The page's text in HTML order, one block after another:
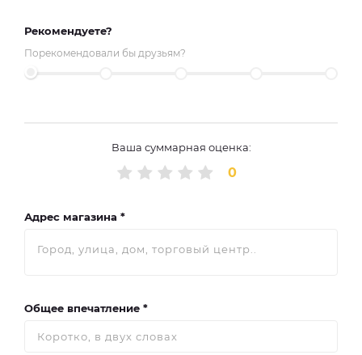
Рекомендуете?
Порекомендовали бы друзьям?
Ваша суммарная оценка:
0
Адрес магазина *
Общее впечатление *